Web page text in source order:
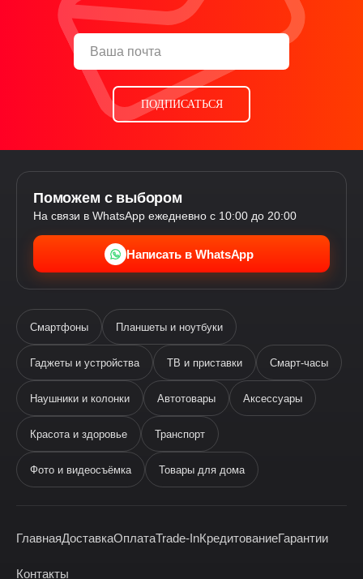
ПОДПИСАТЬСЯ
Поможем с выбором
На связи в WhatsApp ежедневно с 10:00 до 20:00
Написать в WhatsApp
Смартфоны Планшеты и ноутбуки
Гаджеты и устройства ТВ и приставки Смарт-часы
Наушники и колонки Автотовары Аксессуары
Красота и здоровье Транспорт
Фото и видеосъёмка Товары для дома
ГлавнаяДоставкаОплатаTrade-InКредитованиеГарантии
Контакты
виртуальный помощник